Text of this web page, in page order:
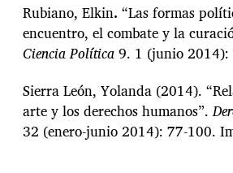
Rubiano, Elkin. “Las formas
encuentro, el combate y la
Ciencia Política9. 1 (junio 2014):
Sierra León, Yolanda (2014).
arte y los derechos humanos”.
32 (enero-junio 2014): 77-100.